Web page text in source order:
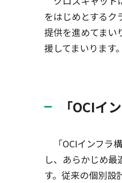
をはじめとするク
提供を進めてまい
援してまいります。
「OCIイ
「OCIインフラ
し、あらかじめ
す。従来の個別